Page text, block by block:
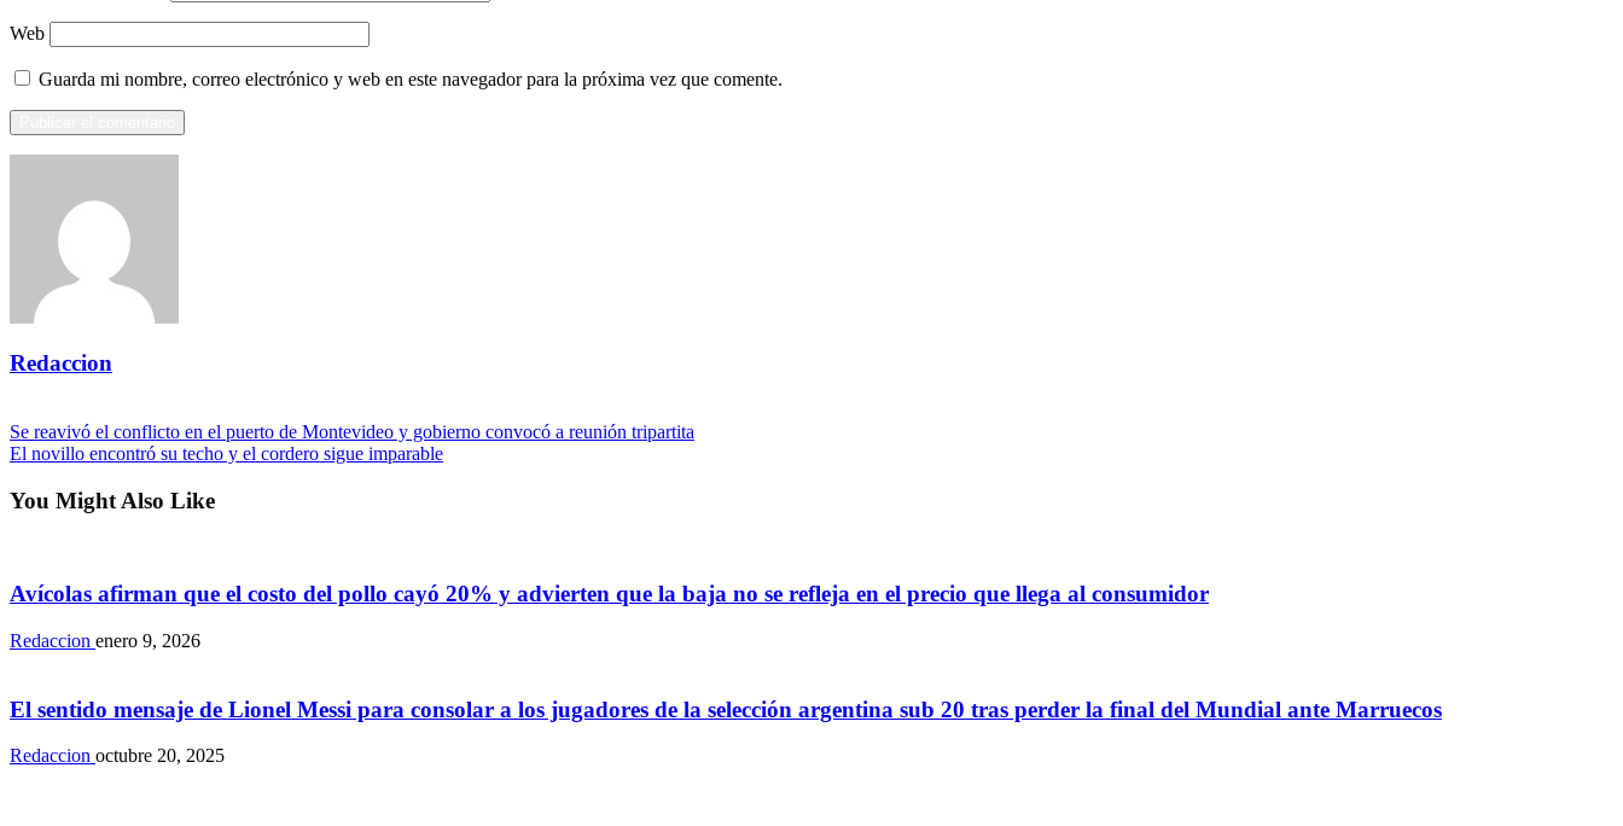
Web
Guarda mi nombre, correo electrónico y web en este navegador para la próxima vez que comente.
Redaccion
Navegación
de
entradas
Previous
Post
Se reavivó el conflicto en el puerto de Montevideo y gobierno convocó a reunión tripartita
Next
El novillo encontró su techo y el cordero sigue imparable
You Might Also Like
Avícolas afirman que el costo del pollo cayó 20% y advierten que la baja no se refleja en el precio que llega al consumidor
Redaccion enero 9, 2026
El sentido mensaje de Lionel Messi para consolar a los jugadores de la selección argentina sub 20 tras perder la final del Mundial ante Marruecos
Redaccion octubre 20, 2025